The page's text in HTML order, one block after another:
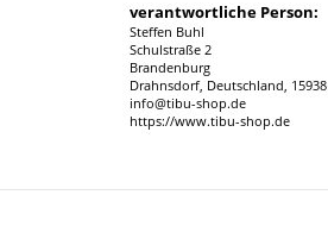
verantwortliche Person:
Steffen Buhl
Schulstraße 2
Brandenburg
Drahnsdorf, Deutschland, 15938
info@tibu-shop.de
https://www.tibu-shop.de